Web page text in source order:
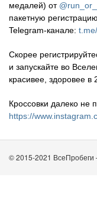
медалей) от
пакетную регистрацию
Telegram-канале:
Скорее
и запускайте во
красивее , здоровее в
Кроссовки далеко не
https://
© 2015-2021 ВсеПробеги —